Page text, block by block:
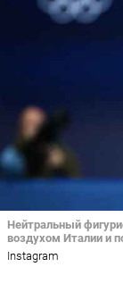
Нейтральный
воздухом Италии и
Instagram